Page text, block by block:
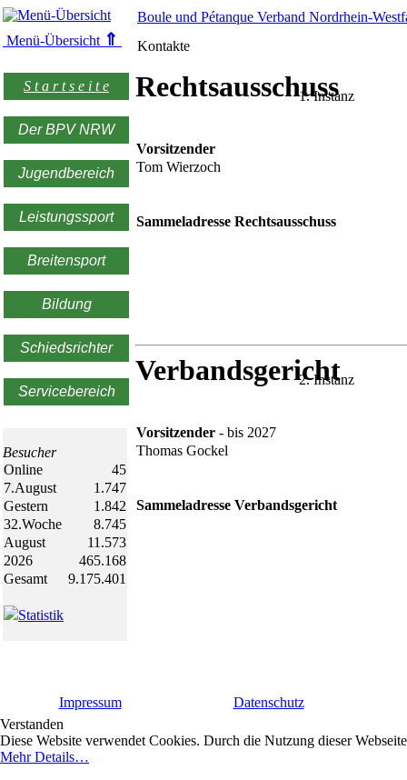
Menü-Übersicht ⇑
S t a r t s e i t e
Der BPV NRW
Jugendbereich
Leistungssport
Breitensport
Bildung
Schiedsrichter
Servicebereich
Besucher
Online
45
7.August
1.747
Gestern
1.842
32.Woche
8.745
August
11.573
2026
465.168
Gesamt
9.175.401
Statistik
Boule und Pétanque Verband Nordrhein-
Kontakte
Rechtsausschuss
1. Instanz
Vorsitzender
Tom Wierzoch
Sammeladresse Rechtsausschuss
Verbandsgericht
2. Instanz
Vorsitzender - bis 2027
Thomas Gockel
Sammeladresse Verbandsgericht
Impressum
Datenschutz
Verstanden
Diese Website verwendet Cookies. Durch die Nutzung dieser
Mehr Details…